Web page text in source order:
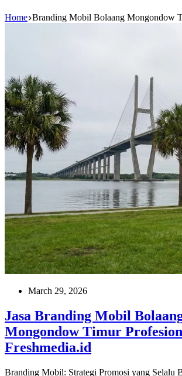
Home Branding Mobil Bolaang Mongondow
March 29, 2026
Jasa Branding Mobil
Mongondow Timur
Freshmedia.id
Branding Mobil: Strategi Promosi yang Selalu